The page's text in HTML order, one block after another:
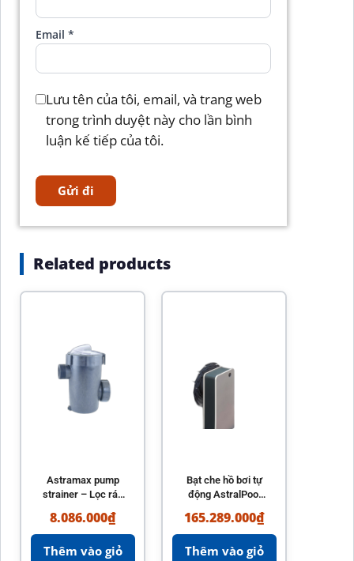
Email *
Lưu tên của tôi, email, và trang web
trong trình duyệt này cho lần bình
luận kế tiếp của tôi.
Related products
Astramax pump
strainer – Lọc rác
hiệu quả
8.086.000₫
Thêm vào giỏ
Bạt che hồ bơi tự
động AstralPool
nhập khẩu Tây Ban
Nha
165.289.000₫
Thêm vào giỏ